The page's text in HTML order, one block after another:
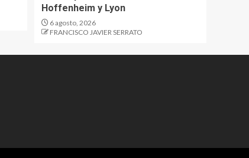
Hoffenheim y Lyon
6 agosto, 2026
FRANCISCO JAVIER SERRATO